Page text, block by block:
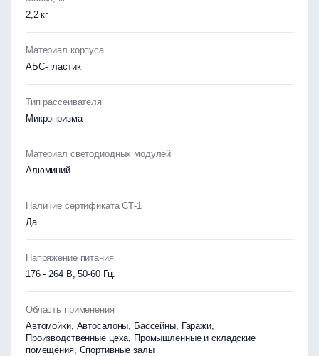
2,2 кг
Материал корпуса
АБС-пластик
Тип рассеивателя
Микропризма
Материал светодиодных модулей
Алюминий
Наличие сертификата СТ-1
Да
Напряжение питания
176 - 264 В, 50-60 Гц.
Область применения
Автомойки, Автосалоны, Бассейны, Гаражи,
Производственные цеха, Промышленные и складские
помещения, Спортивные залы